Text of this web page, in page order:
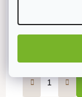
81,90 €